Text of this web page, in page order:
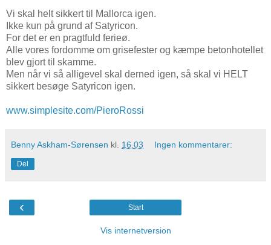
Vi skal helt sikkert til Mallorca igen.
Ikke kun på grund af Satyricon.
For det er en pragtfuld ferieø.
Alle vores fordomme om grisefester og kæmpe betonhotellet
blev gjort til skamme.
Men når vi så alligevel skal derned igen, så skal vi HELT
sikkert besøge Satyricon igen.
www.simplesite.com/PieroRossi
Benny Askham-Sørensen kl. 16.03 Ingen kommentarer:
Del
‹ Start
Vis internetversion